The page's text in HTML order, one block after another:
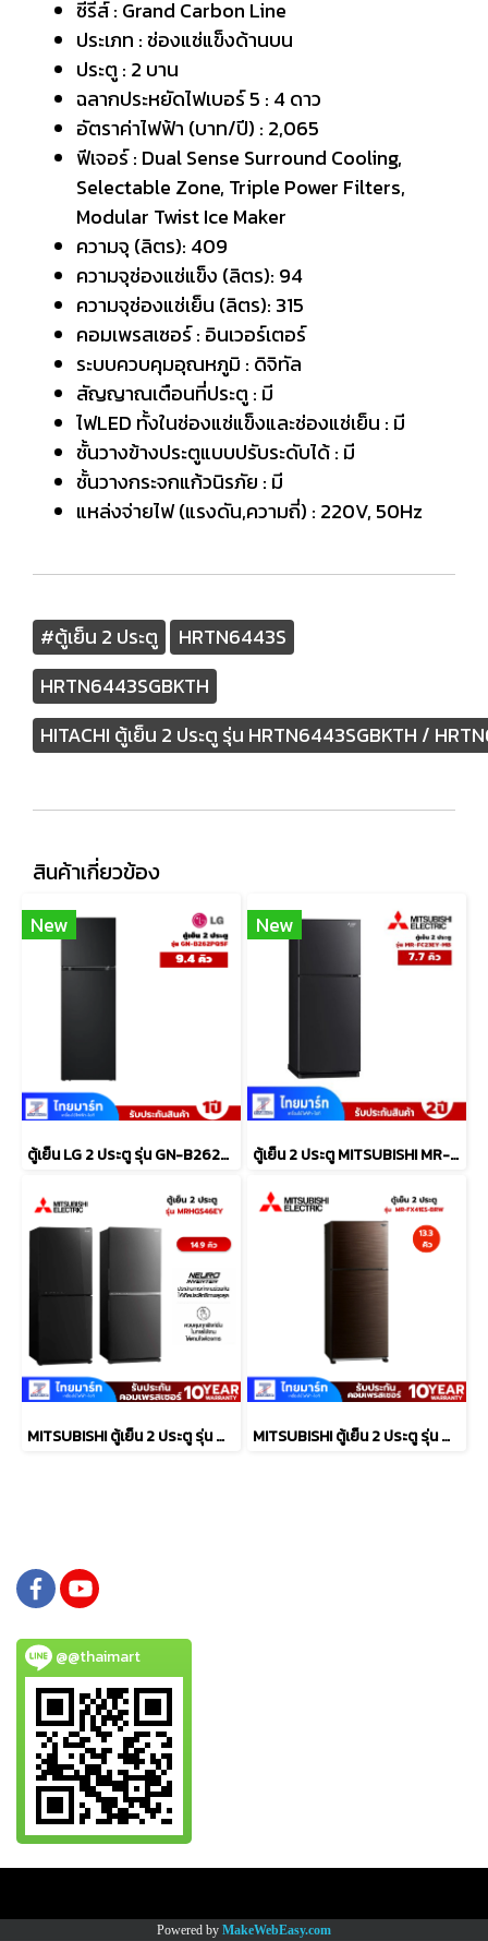
ซีรีส์ : Grand Carbon Line
ประเภท : ช่องแช่แข็งด้านบน
ประตู : 2 บาน
ฉลากประหยัดไฟเบอร์ 5 : 4 ดาว
อัตราค่าไฟฟ้า (บาท/ปี) : 2,065
ฟีเจอร์ : Dual Sense Surround Cooling,
Selectable Zone, Triple Power Filters,
Modular Twist Ice Maker
ความจุ (ลิตร): 409
ความจุช่องแช่แข็ง (ลิตร): 94
ความจุช่องแช่เย็น (ลิตร): 315
คอมเพรสเซอร์ : อินเวอร์เตอร์
ระบบควบคุมอุณหภูมิ : ดิจิทัล
สัญญาณเตือนที่ประตู : มี
ไฟLED ทั้งในช่องแช่แข็งและช่องแช่เย็น : มี
ชั้นวางข้างประตูแบบปรับระดับได้ : มี
ชั้นวางกระจกแก้วนิรภัย : มี
แหล่งจ่ายไฟ (แรงดัน,ความถี่) : 220V, 50Hz
#ตู้เย็น 2 ประตู
HRTN6443S
HRTN6443SGBKTH
HITACHI ตู้เย็น 2 ประตู รุ่น HRTN6443SGBKTH /
สินค้าเกี่ยวข้อง
New
ตู้เย็น LG 2 ประตู รุ่น GN-B262PQSF.AEPPLMT
New
ตู้เย็น 2 ประตู MITSUBISHI MR-FC23EY-MB
MITSUBISHI ตู้เย็น 2 ประตู รุ่น MRHGS46EYGBK 14.9 คิว กระจก MITSUBISHI ตู้เย็น 2 ประตู รุ่น MR-FX41ES 13.3 คิว สีบราวน์เวฟไลน์ อินเวอร์เตอร์
@@thaimart
Powered by MakeWebEasy.com